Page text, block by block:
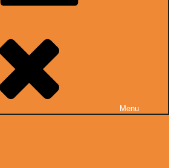
Menu